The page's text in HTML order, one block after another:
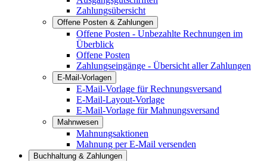
Zahlungsübersicht
Offene Posten & Zahlungen
Offene Posten - Unbezahlte Rechnungen im
Überblick
Offene Posten
Zahlungseingänge - Übersicht aller Zahlungen
E-Mail-Vorlagen
E-Mail-Vorlage für Rechnungsversand
E-Mail-Layout-Vorlage
E-Mail-Vorlage für Mahnungsversand
Mahnwesen
Mahnungsaktionen
Mahnung per E-Mail versenden
Buchhaltung & Zahlungen